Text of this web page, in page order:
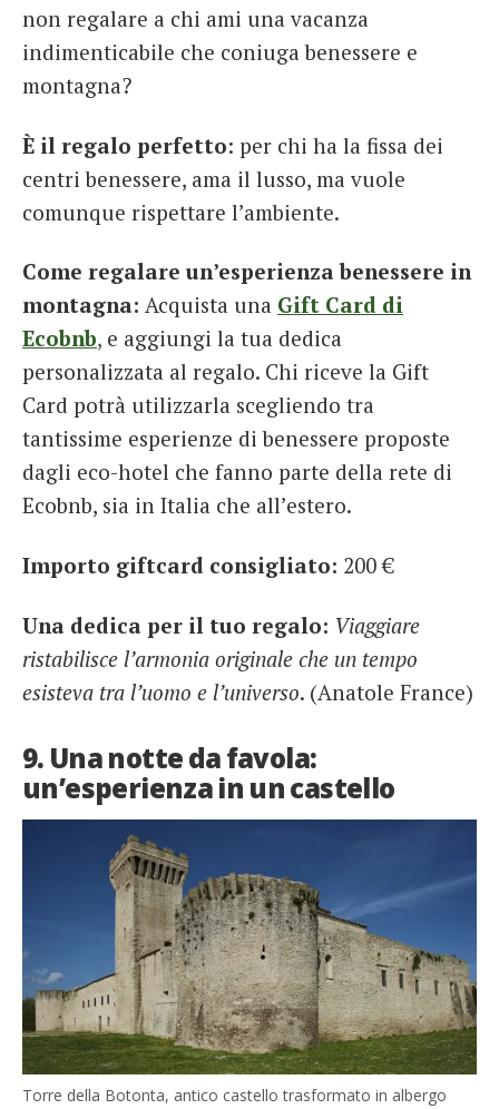
non regalare a chi ami una vacanza
indimenticabile che coniuga benessere e
montagna?
È il regalo perfetto: per chi ha la fissa dei
centri benessere, ama il lusso, ma vuole
comunque rispettare l’ambiente.
Come regalare un’esperienza benessere in
montagna: Acquista una Gift Card di
Ecobnb, e aggiungi la tua dedica
personalizzata al regalo. Chi riceve la Gift
Card potrà utilizzarla scegliendo tra
tantissime esperienze di benessere proposte
dagli eco-hotel che fanno parte della rete di
Ecobnb, sia in Italia che all’estero.
Importo giftcard consigliato: 200 €
Una dedica per il tuo regalo: Viaggiare
ristabilisce l’armonia originale che un tempo
esisteva tra l’uomo e l’universo. (Anatole France)
9. Una notte da favola:
un’esperienza in un castello
Torre della Botonta, antico castello trasformato in albergo